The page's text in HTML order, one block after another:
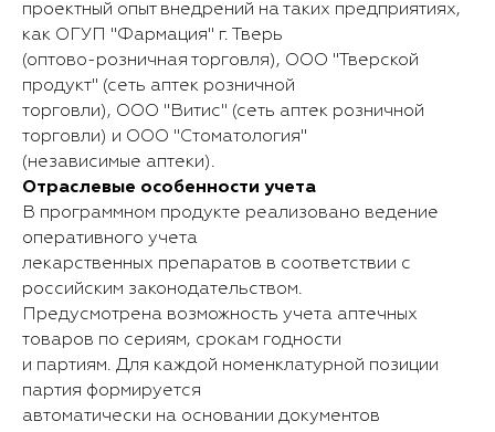
проектный опыт внедрений на таких предприятиях,
как ОГУП "Фармация" г. Тверь
(оптово-розничная торговля), ООО "Тверской
продукт" (сеть аптек розничной
торговли), ООО "Витис" (сеть аптек розничной
торговли) и ООО "Стоматология"
(независимые аптеки).
Отраслевые особенности учета
В программном продукте реализовано ведение
оперативного учета
лекарственных препаратов в соответствии с
российским законодательством.
Предусмотрена возможность учета аптечных
товаров по сериям, срокам годности
и партиям. Для каждой номенклатурной позиции
партия формируется
автоматически на основании документов